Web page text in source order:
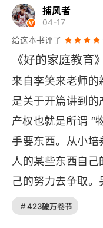
捕风者
04-17
给这本书评了
《好的家庭教育
来自李笑来老师
是关于开篇讲到的
产权也就是所谓 “
手要东西。从小培
人的某些东西自
己的努力去争取。
容，已做了划线笔
# 423破万卷节